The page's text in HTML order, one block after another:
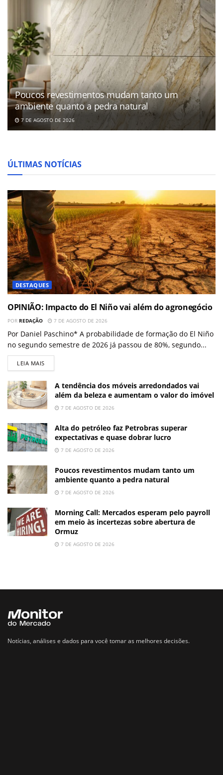
Poucos revestimentos mudam tanto um
ambiente quanto a pedra natural
7 DE AGOSTO DE 2026
ÚLTIMAS NOTÍCIAS
DESTAQUES
OPINIÃO: Impacto do El Niño vai além do agronegócio
POR REDAÇÃO 7 DE AGOSTO DE 2026
Por Daniel Paschino* A probabilidade de formação do El Niño
no segundo semestre de 2026 já passou de 80%, segundo...
LEIA MAIS
A tendência dos móveis arredondados vai
além da beleza e aumentam o valor do imóvel
7 DE AGOSTO DE 2026
Alta do petróleo faz Petrobras superar
expectativas e quase dobrar lucro
7 DE AGOSTO DE 2026
Poucos revestimentos mudam tanto um
ambiente quanto a pedra natural
7 DE AGOSTO DE 2026
Morning Call: Mercados esperam pelo payroll
em meio às incertezas sobre abertura de
Ormuz
7 DE AGOSTO DE 2026
Notícias, análises e dados para você tomar as melhores decisões.